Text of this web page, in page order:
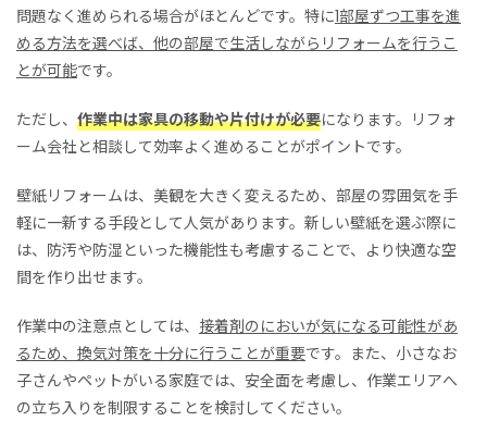
問題なく進められる場合がほとんどです。特に1部屋ずつ工事を進
める方法を選べば、他の部屋で生活しながらリフォームを行うこ
とが可能です。
ただし、 作業中は家具の移動や片付けが必要になります。リフォ
ーム会社と相談して効率よく進めることがポイントです。
壁紙リフォームは、美観を大きく変えるため、部屋の雰囲気を手
軽に一新する手段として人気があります。新しい壁紙を選ぶ際に
は、防汚や防湿といった機能性も考慮することで、より快適な空
間を作り出せます。
作業中の注意点としては、 接着剤のにおいが気になる可能性があ
るため、換気対策を十分に行うことが重要です。また、小さなお
子さんやペットがいる家庭では、安全面を考慮し、作業エリアへ
の立ち入りを制限することを検討してください。